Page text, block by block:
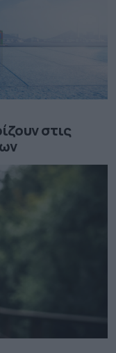
στις